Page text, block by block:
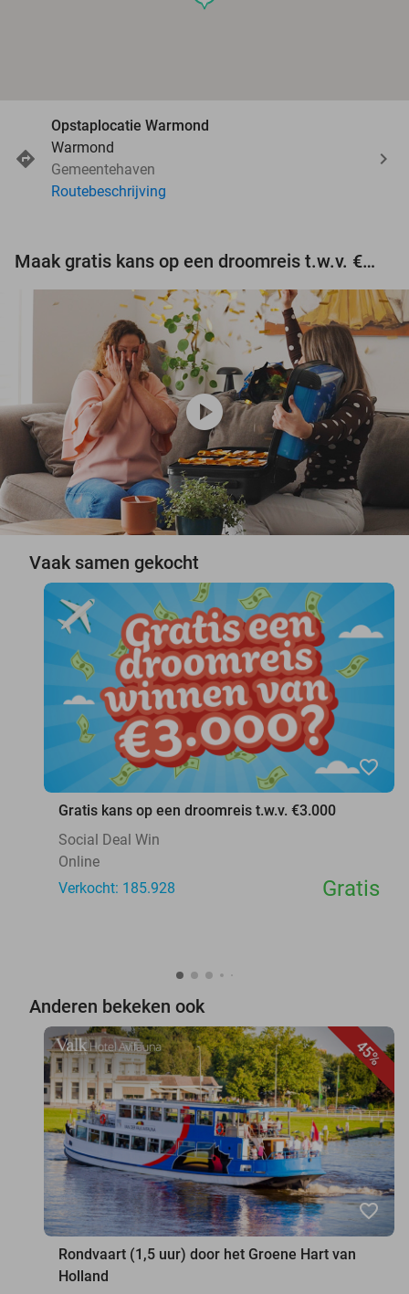
Opstaplocatie Warmond
Warmond
Gemeentehaven
Routebeschrijving
Maak gratis kans op een droomreis t.w.v. €3.000!
play_circle
Vaak samen gekocht
favorite_border
Gratis kans op een droomreis t.w.v. €3.000
Social Deal Win
Online
Verkocht: 185.928
Gratis
Anderen bekeken ook
45%
favorite_border
Rondvaart (1,5 uur) door het Groene Hart van
Holland